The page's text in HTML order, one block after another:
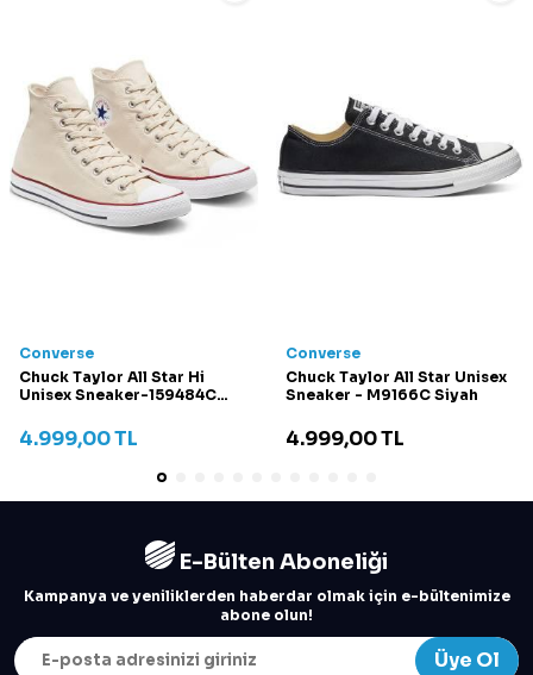
Converse
Chuck Taylor All Star Hi
Unisex Sneaker-159484C
4.999,00TL
Converse
Chuck Taylor All Star Unisex
Sneaker - M9166C Siyah
4.999,00TL
E-Bülten Aboneliği
Kampanya ve yeniliklerden haberdar olmak için e-bültenimize
abone olun!
Üye Ol